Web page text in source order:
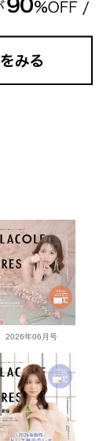
2026年06月号